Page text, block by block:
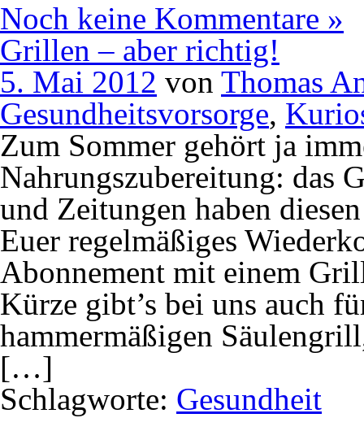
Noch keine Kommentare »
Grillen – aber richtig!
5. Mai 2012 von Thomas
Gesundheitsvorsorge,
Zum Sommer gehört ja
Nahrungszubereitung: das
und Zeitungen haben
Euer regelmäßiges
Abonnement mit einem
Kürze gibt’s bei uns auch
hammermäßigen
[…]
Schlagworte: Gesundheit